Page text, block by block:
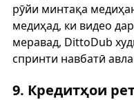
рӯйи минтақа
медиҳад, ки видео
меравад, DittoDub
спринти навбатӣ
9. Кредитҳои